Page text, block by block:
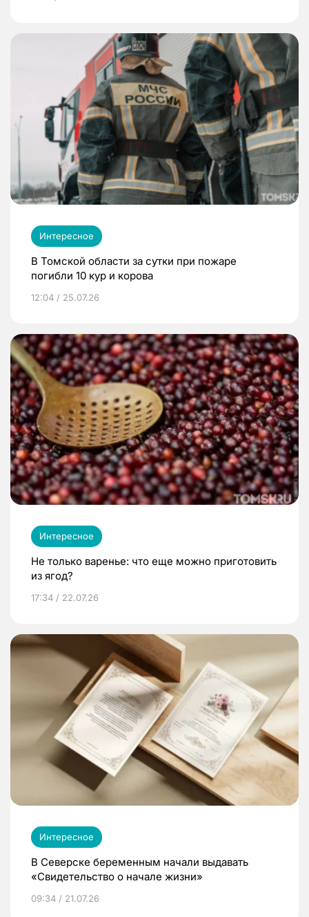
Интересное
В Томской области за сутки при пожаре
погибли 10 кур и корова
12:04 / 25.07.26
Интересное
Не только варенье: что еще можно приготовить
из ягод?
17:34 / 22.07.26
Интересное
В Северске беременным начали выдавать
«Свидетельство о начале жизни»
09:34 / 21.07.26